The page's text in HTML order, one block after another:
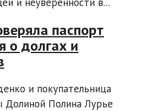
паспорт
о долгах и
и покупательница
Полина Лурье